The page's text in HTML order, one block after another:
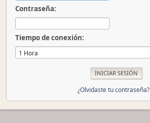
Contraseña:
Tiempo de conexión:
¿Olvidaste tu contraseña?